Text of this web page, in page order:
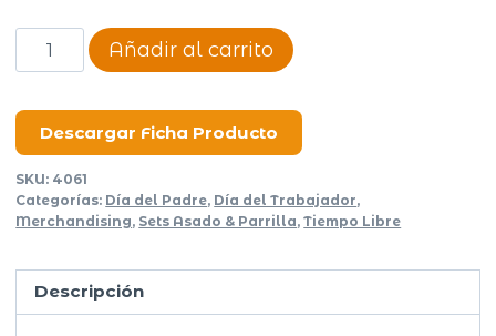
asador
piezas
cantidad
Añadir al carrito
Descargar Ficha Producto
SKU: 4061
Categorías: Día del Padre, Día del Trabajador,
Merchandising, Sets Asado & Parrilla,Tiempo Libre
Descripción